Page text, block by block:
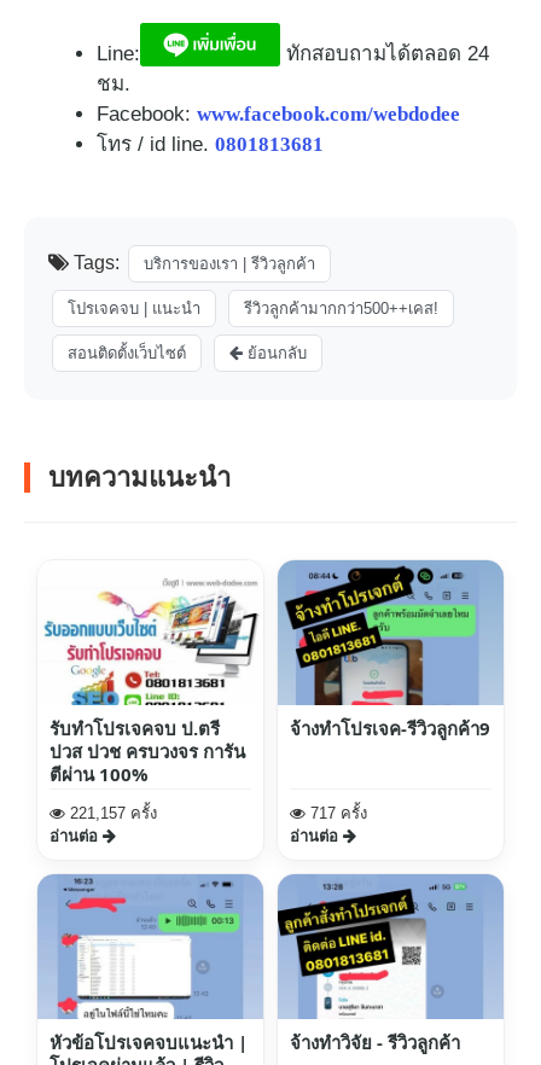
Line:
ทักสอบถามได้ตลอด 24
ชม.​
Facebook: www.facebook.com/webdodee
โทร / id line. 0801813681
Tags: บริการของเรา | รีวิวลูกค้า
โปรเจคจบ | แนะนำ รีวิวลูกค้ามากกว่า500++เคส!
สอนติดตั้งเว็บไซต์ ย้อนกลับ
บทความแนะนำ
รับทำโปรเจคจบ ป.ตรี
ปวส ปวช ครบวงจร การัน
ตีผ่าน 100%
221,157 ครั้ง
อ่านต่อ
จ้างทำโปรเจค-รีวิวลูกค้า9
717 ครั้ง
อ่านต่อ
หัวข้อโปรเจคจบแนะนำ |
จ้างทำวิจัย - รีวิวลูกค้า